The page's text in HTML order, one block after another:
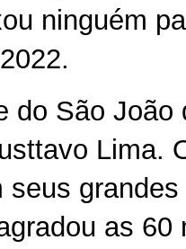
ninguém
do São
Lima.
seus
as